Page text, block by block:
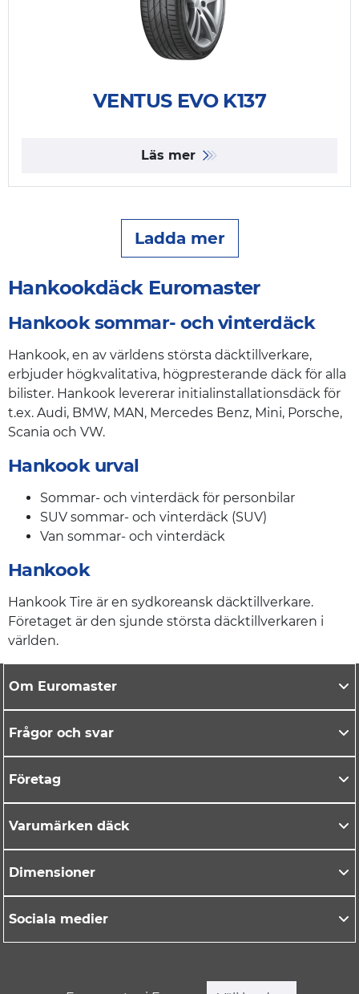
VENTUS EVO K137
Läs mer
Ladda mer
Hankookdäck Euromaster
Hankook sommar- och vinterdäck
Hankook, en av världens största däcktillverkare,
erbjuder högkvalitativa, högpresterande däck för alla
bilister. Hankook levererar initialinstallationsdäck för
t.ex. Audi, BMW, MAN, Mercedes Benz, Mini, Porsche,
Scania och VW.
Hankook urval
Sommar- och vinterdäck för personbilar
SUV sommar- och vinterdäck (SUV)
Van sommar- och vinterdäck
Hankook
Hankook Tire är en sydkoreansk däcktillverkare.
Företaget är den sjunde största däcktillverkaren i
världen.
Om Euromaster
Frågor och svar
Företag
Varumärken däck
Dimensioner
Sociala medier